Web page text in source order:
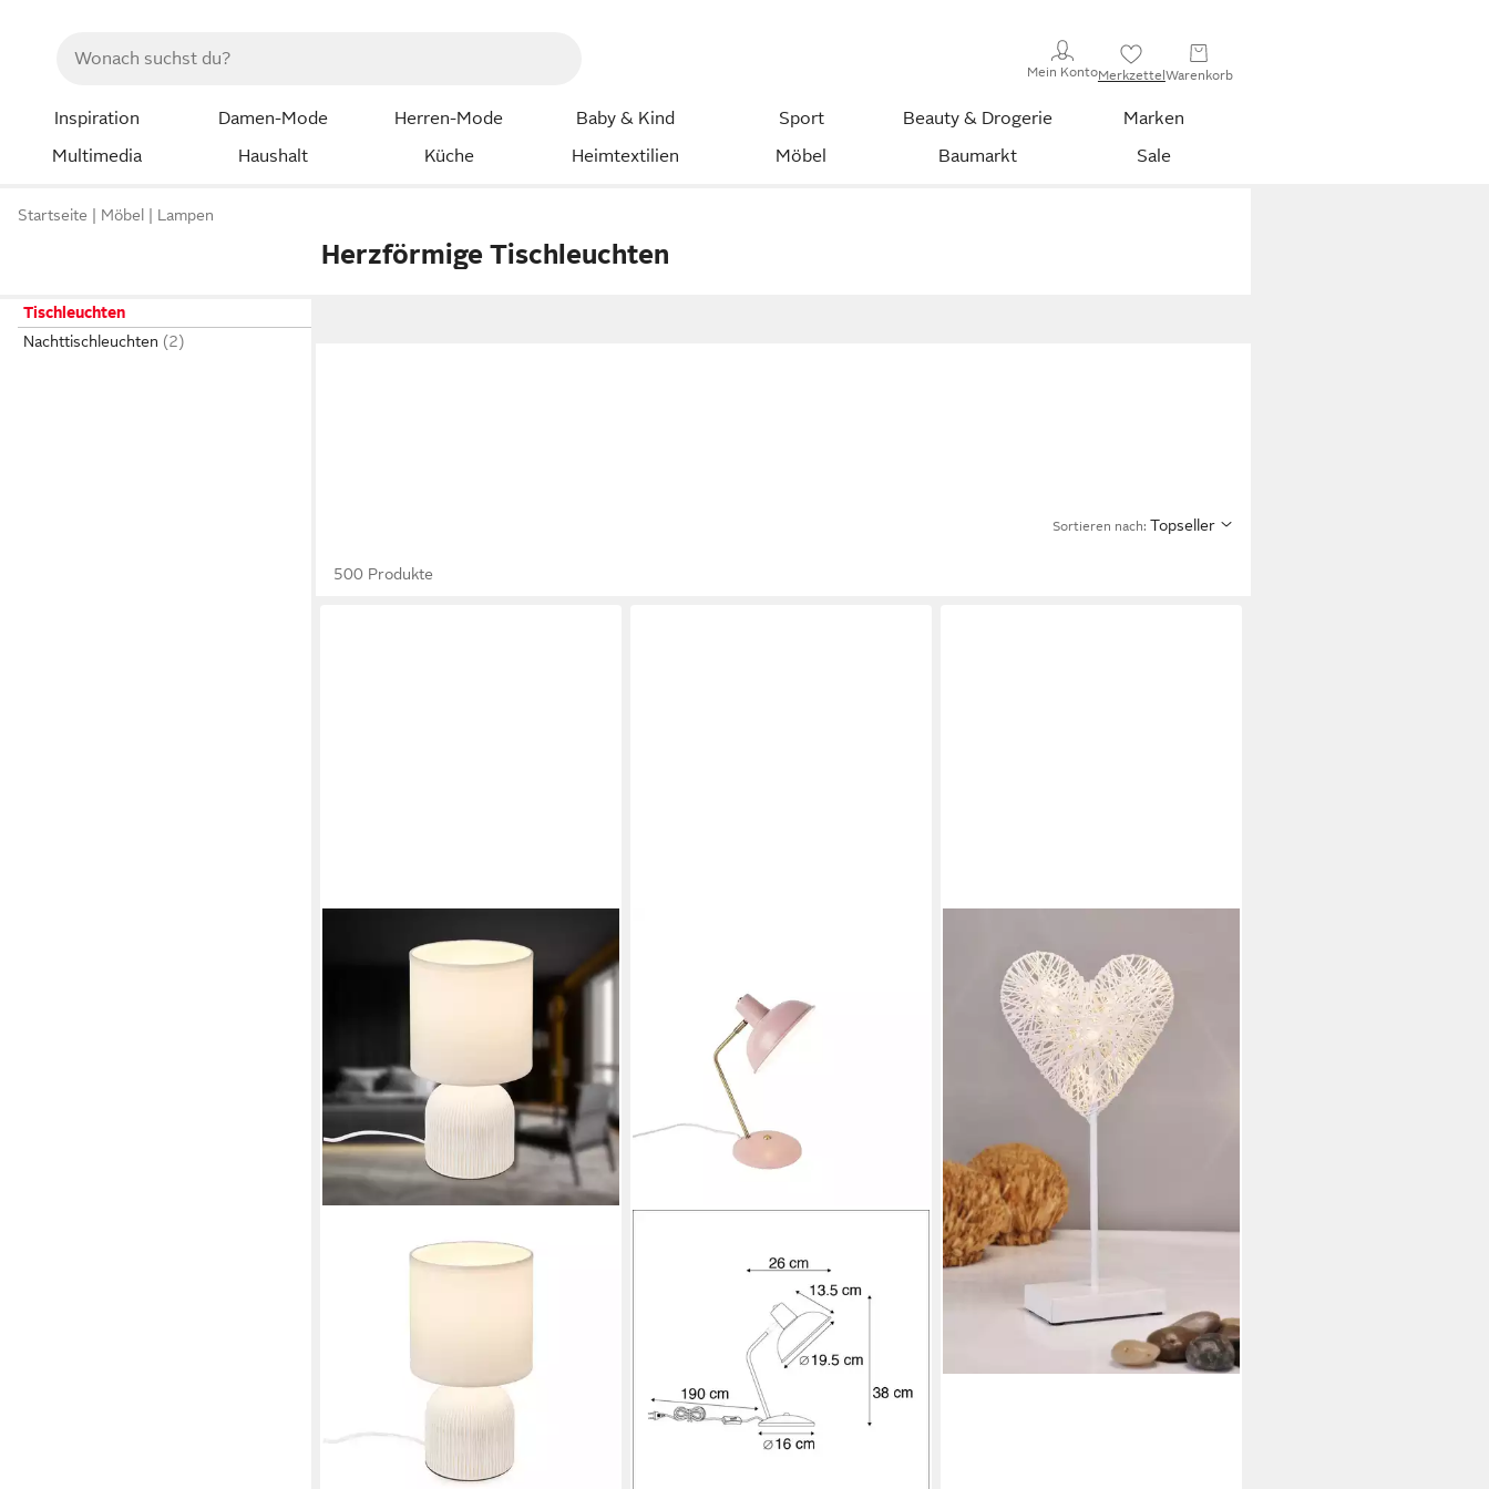
Mein KontoMerkzettelWarenkorb
Inspiration Damen-Mode Herren-Mode Baby & Kind Sport Beauty & Drogerie
Marken
Multimedia
Haushalt Küche Heimtextilien Möbel Baumarkt Sale
Startseite Möbel Lampen
Herzförmige Tischleuchten
Tischleuchten
Nachttischleuchten
Sortieren nach: Topseller
500 Produkte
LED Tischleuchte LED Leuchte Deko
Herz warmweiß - 10 LED, LED,
warmweiß, Metall Tischlampe mit
Papierschirm
lieferbar - in 3-4 Werktagen bei dir